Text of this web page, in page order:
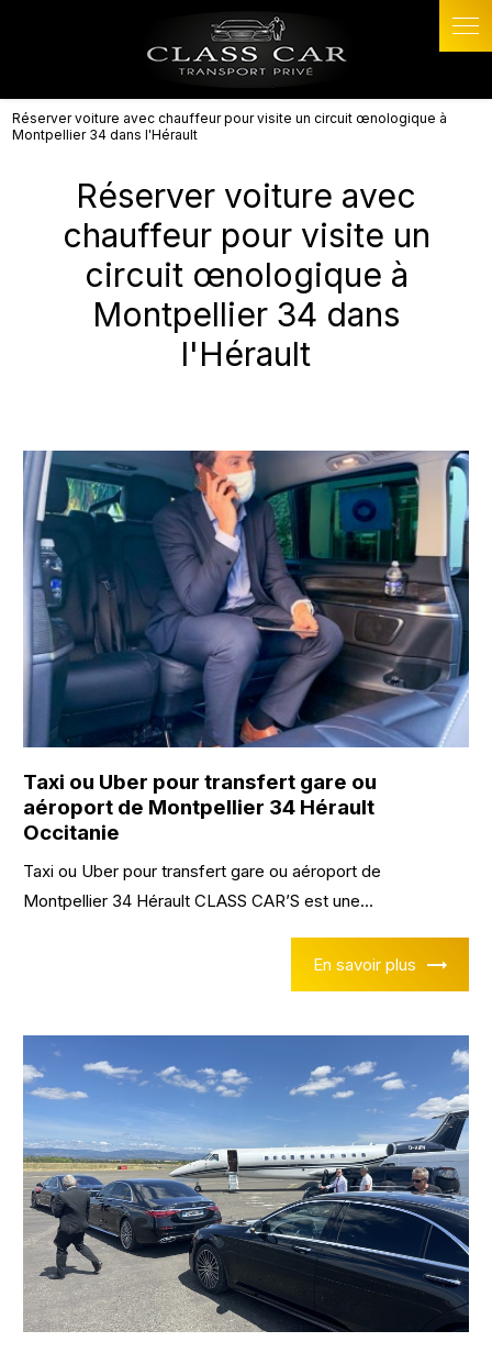
Réserver voiture avec chauffeur pour visite un circuit œnologique à
Montpellier 34 dans l'Hérault
Réserver voiture avec
chauffeur pour visite un
circuit œnologique à
Montpellier 34 dans
l'Hérault
Taxi ou Uber pour transfert gare ou
aéroport de Montpellier 34 Hérault
Occitanie
Taxi ou Uber pour transfert gare ou aéroport de
Montpellier 34 Hérault CLASS CAR’S est une...
En savoir plus